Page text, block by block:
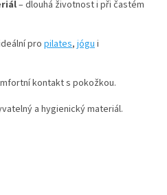
– dlouhá životnost i při častém
pro pilates, jógu i
kontakt s pokožkou.
a hygienický materiál.